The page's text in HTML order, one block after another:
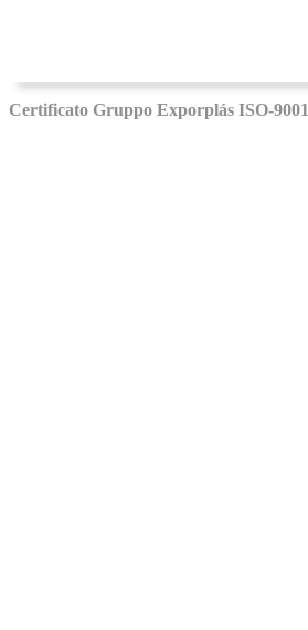
Certificato Gruppo Exporplás ISO-9001